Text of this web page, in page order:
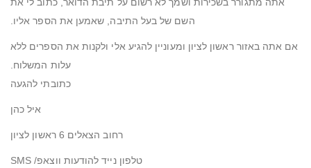
השם של בעל התיבה, שאמען את הספר אליו.
אם אתה באזור ראשון לציון ומעוניין להגיע אלי ולקנות את הספרים ללא
עלות המשלוח.
כתובתי להגעה
איל כהן
רחוב הצאלים 6 ראשון לציון
טלפון נייד להודעות ווצאפ/ SMS